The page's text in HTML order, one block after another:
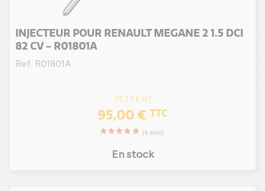
INJECTEUR POUR RENAULT MEGANE 2 1.5 DCI
82 CV - R01801A
Ref. R01801A
79,17 € HT
95,00 € TTC
En stock